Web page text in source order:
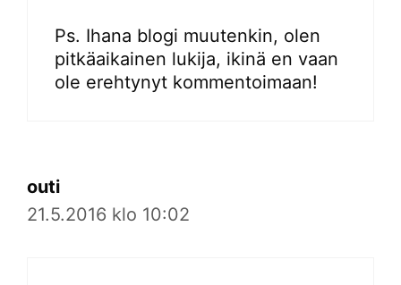
Ps. Ihana blogi muutenkin, olen
pitkäaikainen lukija, ikinä en vaan
ole erehtynyt kommentoimaan!
outi
21.5.2016 klo 10:02